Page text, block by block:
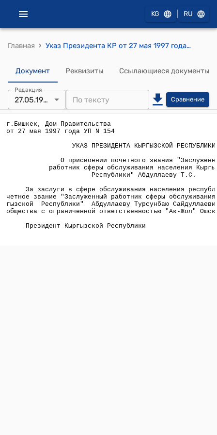
KG RU
Главная › Указ Президента КР от 27 мая 1997 года УП N 154 "О присвоении почетного звания "Заслуженный работник сферы обслуживания населения Кыргызской Республики" Абдуллаеву Т.С."
Документ Реквизиты Ссылающиеся документы
Редакция
27.05.1997 Сравнение